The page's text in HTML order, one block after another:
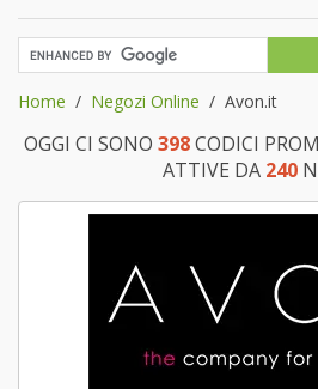
Home Negozi Online Avon.it
OGGI CI SONO 398CODICI
ATTIVE DA 240